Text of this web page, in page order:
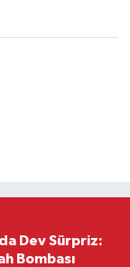
Dev Sürpriz:
Bombası